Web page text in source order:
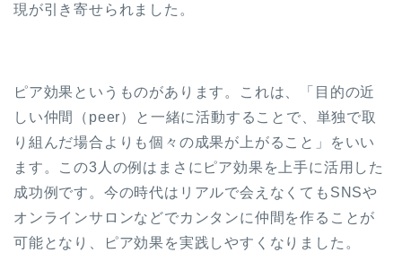
現が引き寄せられました。
ピア効果というものがあります。これは、「目的の近
しい仲間（peer）と一緒に活動することで、単独で取
り組んだ場合よりも個々の成果が上がること」をいい
ます。この3人の例はまさにピア効果を上手に活用した
成功例です。今の時代はリアルで会えなくてもSNSや
オンラインサロンなどでカンタンに仲間を作ることが
可能となり、ピア効果を実践しやすくなりました。